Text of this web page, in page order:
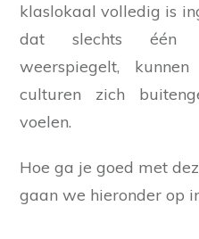
klaslokaal volledig is
dat slechts één
weerspiegelt,
culturen zich
voelen.
Hoe ga je goed met
gaan we hieronder op